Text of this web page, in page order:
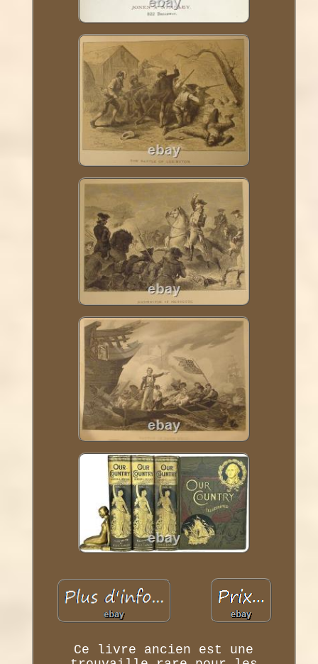
Ce livre ancien est une